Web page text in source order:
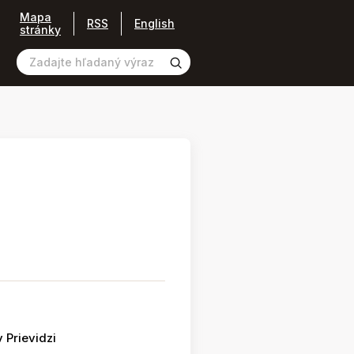
Mapa
stránky
RSS English
Prievidzi